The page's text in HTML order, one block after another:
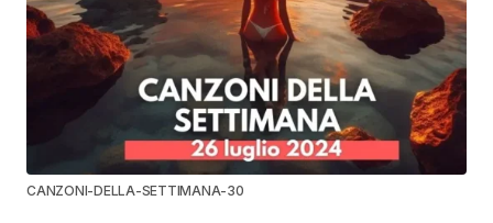
CANZONI-DELLA-SETTIMANA-30